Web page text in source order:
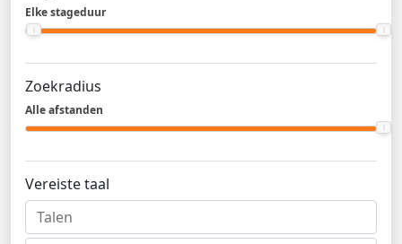
Elke stageduur
Zoekradius
Alle afstanden
Vereiste taal